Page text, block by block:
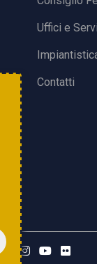
Uffici e
Contatti